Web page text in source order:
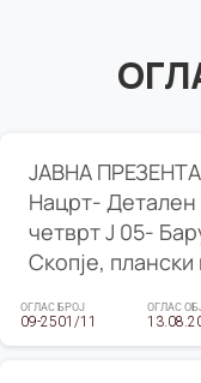
ЈАВНА
Нацрт- Детален
четврт Ј 05-
Скопје,
ОГЛАС БРОЈ
09-2501/11
ОГЛАС